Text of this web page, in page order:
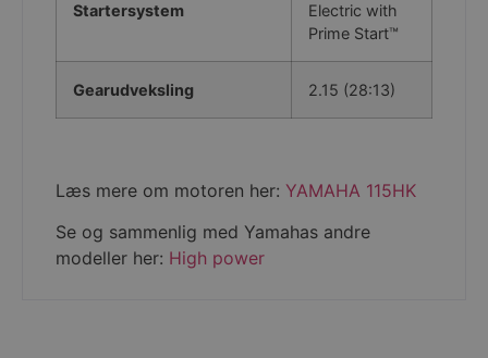
Startersystem
Electric with
Prime Start™
Gearudveksling 2.15 (28:13)
Læs mere om motoren her: YAMAHA 115HK
Se og sammenlig med Yamahas andre
modeller her: High power
_px3
Wix.com, Inc.